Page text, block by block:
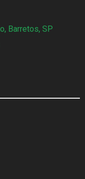
Barretos, SP